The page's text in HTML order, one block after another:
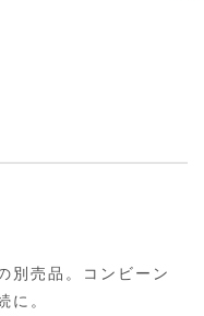
別売品。コンビーン
に。